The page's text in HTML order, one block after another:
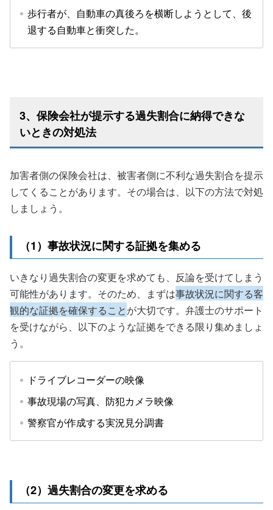
歩行者が、自動車の真後ろを横断しようとして、後
退する自動車と衝突した。
3、保険会社が提示する過失割合に納得できな
いときの対処法
加害者側の保険会社は、被害者側に不利な過失割合を提示
してくることがあります。その場合は、以下の方法で対処
しましょう。
（1）事故状況に関する証拠を集める
いきなり過失割合の変更を求めても、反論を受けてしまう
可能性があります。そのため、まずは事故状況に関する客
観的な証拠を確保することが大切です。弁護士のサポート
を受けながら、以下のような証拠をできる限り集めましょ
う。
ドライブレコーダーの映像
事故現場の写真、防犯カメラ映像
警察官が作成する実況見分調書
（2）過失割合の変更を求める